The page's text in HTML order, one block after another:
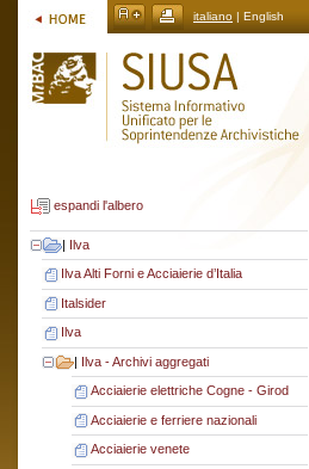
italiano | English
espandi l'albero
| Ilva
Ilva Alti Forni e Acciaierie d’Italia
Italsider
Ilva
| Ilva - Archivi aggregati
Acciaierie elettriche Cogne - Girod
Acciaierie e ferriere nazionali
Acciaierie venete